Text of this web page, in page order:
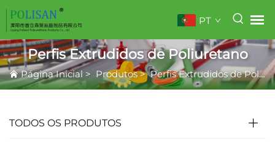
PT
Perfis Extrudidos de Poliuretano
Página Inicial > Produtos>Perfis Extrudidos de Poliuretano
TODOS OS PRODUTOS